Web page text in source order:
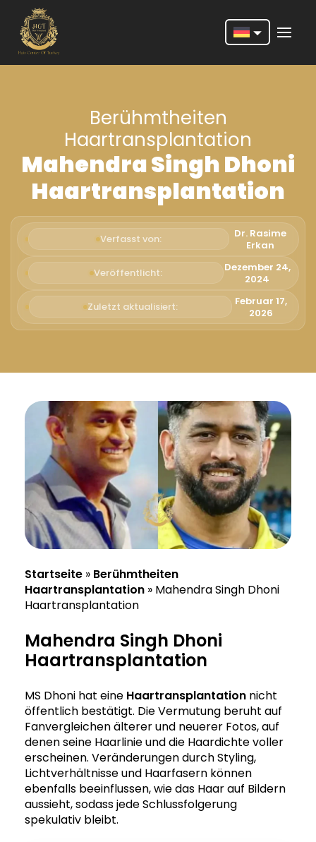
Français
Deutsch
Português
Español
Türkçe
Русский
Svenska
Berühmtheiten
Haartransplantation
Mahendra Singh Dhoni
Haartransplantation
Verfasst von:
Dr. Rasime
Erkan
Veröffentlicht:
Dezember 24,
2024
Zuletzt aktualisiert:
Februar 17,
2026
Startseite » Berühmtheiten
Haartransplantation » Mahendra Singh Dhoni
Haartransplantation
Mahendra Singh Dhoni
Haartransplantation
MS Dhoni hat eine Haartransplantation nicht
öffentlich bestätigt. Die Vermutung beruht auf
Fanvergleichen älterer und neuerer Fotos, auf
denen seine Haarlinie und die Haardichte voller
erscheinen. Veränderungen durch Styling,
Lichtverhältnisse und Haarfasern können
ebenfalls beeinflussen, wie das Haar auf Bildern
aussieht, sodass jede Schlussfolgerung
spekulativ bleibt.